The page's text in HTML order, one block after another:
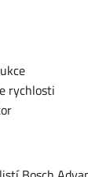
rychlosti